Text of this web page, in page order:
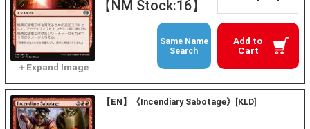
【NM Stock:16】
Add to
Cart
Same Name
Search
【EN】《Incendiary Sabotage》[KLD]